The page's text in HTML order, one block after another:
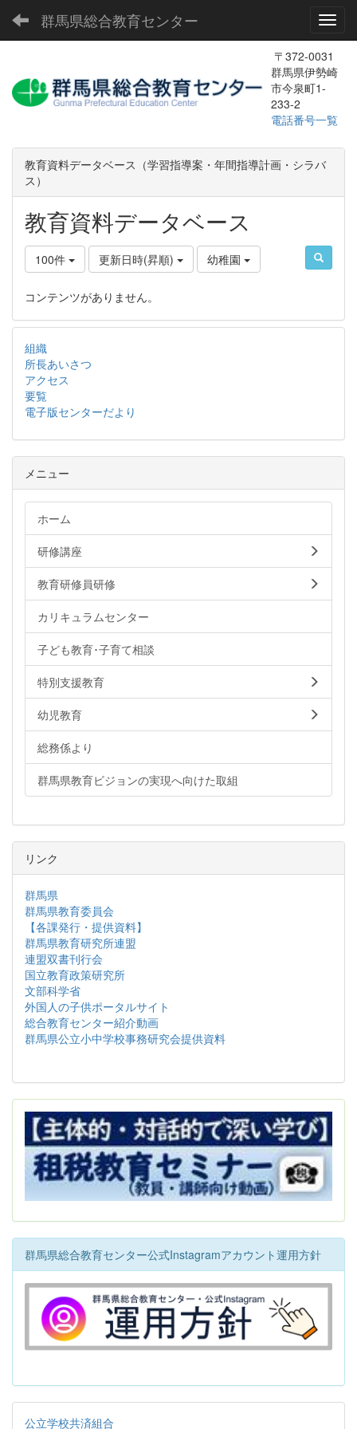
群馬県総合教育センター
〒372-0031
群馬県伊勢崎
市今泉町1-
233-2
電話番号一覧
教育資料データベース（学習指導案・年間指導計画・シラバ
ス）
教育資料データベース
100件 更新日時(昇順) 幼稚園
コンテンツがありません。
組織
所長あいさつ
アクセス
要覧
電子版センターだより
メニュー
ホーム
研修講座
教育研修員研修
カリキュラムセンター
子ども教育･子育て相談
特別支援教育
幼児教育
総務係より
群馬県教育ビジョンの実現へ向けた取組
リンク
群馬県
群馬県教育委員会
【各課発行・提供資料】
群馬県教育研究所連盟
連盟双書刊行会
国立教育政策研究所
文部科学省
外国人の子供ポータルサイト
総合教育センター紹介動画
群馬県公立小中学校事務研究会提供資料
群馬県総合教育センター公式Instagramアカウント運用方針
公立学校共済組合